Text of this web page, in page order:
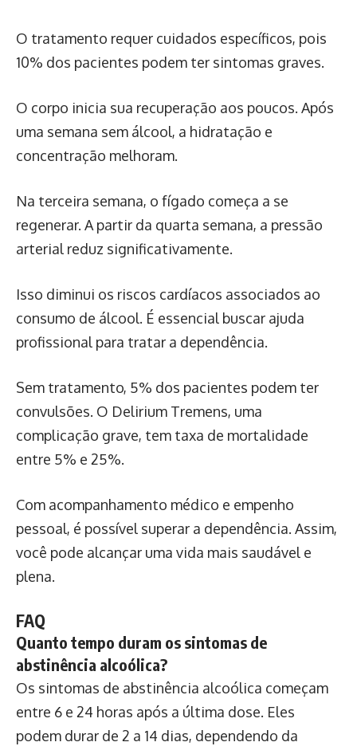
O tratamento requer cuidados específicos, pois
10% dos pacientes podem ter sintomas graves.
O corpo inicia sua recuperação aos poucos. Após
uma semana sem álcool, a hidratação e
concentração melhoram.
Na terceira semana, o fígado começa a se
regenerar. A partir da quarta semana, a pressão
arterial reduz significativamente.
Isso diminui os riscos cardíacos associados ao
consumo de álcool. É essencial buscar ajuda
profissional para tratar a dependência.
Sem tratamento, 5% dos pacientes podem ter
convulsões. O Delirium Tremens, uma
complicação grave, tem taxa de mortalidade
entre 5% e 25%.
Com acompanhamento médico e empenho
pessoal, é possível superar a dependência. Assim,
você pode alcançar uma vida mais saudável e
plena.
FAQ
Quanto tempo duram os sintomas de
abstinência alcoólica?
Os sintomas de abstinência alcoólica começam
entre 6 e 24 horas após a última dose. Eles
podem durar de 2 a 14 dias, dependendo da